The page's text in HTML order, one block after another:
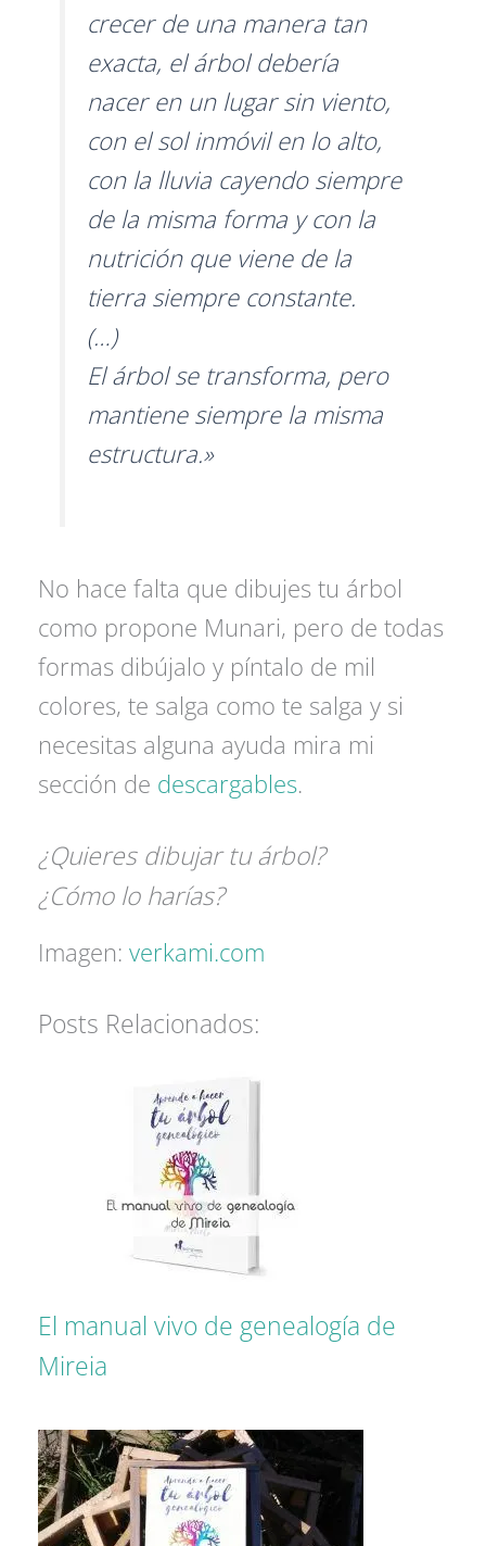
crecer de una manera tan
exacta, el árbol debería
nacer en un lugar sin viento,
con el sol inmóvil en lo alto,
con la lluvia cayendo siempre
de la misma forma y con la
nutrición que viene de la
tierra siempre constante.
(…)
El árbol se transforma, pero
mantiene siempre la misma
estructura.»
No hace falta que dibujes tu árbol
como propone Munari, pero de todas
formas dibújalo y píntalo de mil
colores, te salga como te salga y si
necesitas alguna ayuda mira mi
sección de descargables.
¿Quieres dibujar tu árbol?
¿Cómo lo harías?
Imagen:verkami.com
Posts Relacionados:
El manual vivo de genealogía de
Mireia